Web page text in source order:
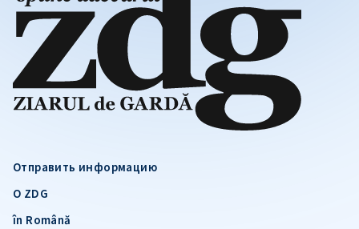
Отправить информацию
О ZDG
în Română